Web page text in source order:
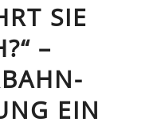
SIE
–
EIN